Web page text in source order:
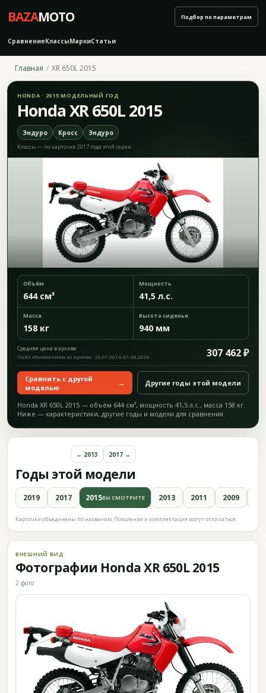
BAZAMOTO
СравнениеКлассыМаркиСтатьи
Подбор по параметрам
Главная XR 650L 2015
HONDA · 2015 МОДЕЛЬНЫЙ ГОД
Honda XR 650L 2015
Эндуро Кросс Эндуро
Классы — по карточке 2017 года этой серии
Объём
644 см³
Мощность
41,5 л.с.
Масса
158 кг
Высота сиденья
940 мм
Средняя цена в архиве 307 462 ₽
По 82 объявлениям из архива · 26.07.2014–01.08.2026
Сравнить с другой
моделью
→ Другие годы этой модели
Honda XR 650L 2015 — объём 644 см³, мощность 41,5 л.с., масса 158 кг.
Ниже — характеристики, другие годы и модели для сравнения.
Годы этой модели
← 2013 2017 →
2019 2017 2015ВЫ СМОТРИТЕ 2013 2011 2009
Карточки объединены по названию. Поколение и комплектация могут отличаться.
ВНЕШНИЙ ВИД
Фотографии Honda XR 650L 2015
2 фото